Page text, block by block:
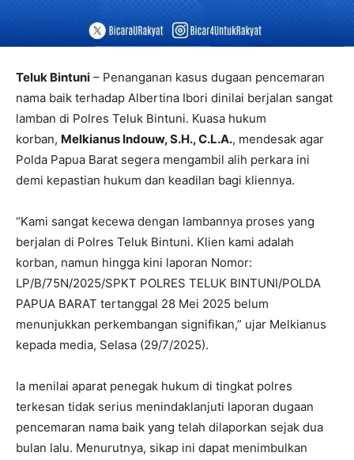
Teluk Bintuni – Penanganan kasus dugaan pencemaran
nama baik terhadap Albertina Ibori dinilai berjalan sangat
lamban di Polres Teluk Bintuni. Kuasa hukum
korban, Melkianus Indouw, S.H., C.L.A., mendesak agar
Polda Papua Barat segera mengambil alih perkara ini
demi kepastian hukum dan keadilan bagi kliennya.
“Kami sangat kecewa dengan lambannya proses yang
berjalan di Polres Teluk Bintuni. Klien kami adalah
korban, namun hingga kini laporan Nomor:
LP/B/75N/2025/SPKT POLRES TELUK BINTUNI/POLDA
PAPUA BARAT tertanggal 28 Mei 2025 belum
menunjukkan perkembangan signifikan,” ujar Melkianus
kepada media, Selasa (29/7/2025).
Ia menilai aparat penegak hukum di tingkat polres
terkesan tidak serius menindaklanjuti laporan dugaan
pencemaran nama baik yang telah dilaporkan sejak dua
bulan lalu. Menurutnya, sikap ini dapat menimbulkan